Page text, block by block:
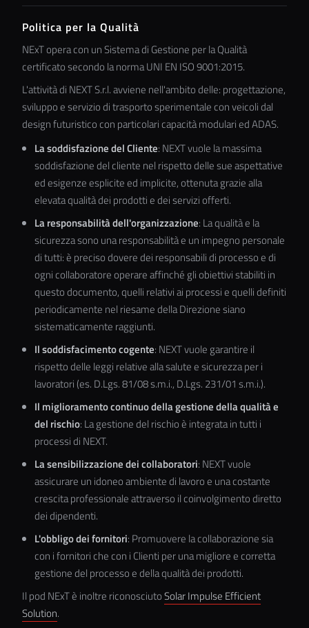
Politica per la Qualità
NExT opera con un Sistema di Gestione per la Qualità
certificato secondo la norma UNI EN ISO 9001:2015.
L'attività di NEXT S.r.l. avviene nell'ambito delle: progettazione,
sviluppo e servizio di trasporto sperimentale con veicoli dal
design futuristico con particolari capacità modulari ed ADAS.
La soddisfazione del Cliente: NEXT vuole la massima
soddisfazione del cliente nel rispetto delle sue aspettative
ed esigenze esplicite ed implicite, ottenuta grazie alla
elevata qualità dei prodotti e dei servizi offerti.
La responsabilità dell'organizzazione: La qualità e la
sicurezza sono una responsabilità e un impegno personale
di tutti: è preciso dovere dei responsabili di processo e di
ogni collaboratore operare affinché gli obiettivi stabiliti in
questo documento, quelli relativi ai processi e quelli definiti
periodicamente nel riesame della Direzione siano
sistematicamente raggiunti.
Il soddisfacimento cogente: NEXT vuole garantire il
rispetto delle leggi relative alla salute e sicurezza per i
lavoratori (es. D.Lgs. 81/08 s.m.i., D.Lgs. 231/01 s.m.i.).
Il miglioramento continuo della gestione della qualità e
del rischio: La gestione del rischio è integrata in tutti i
processi di NEXT.
La sensibilizzazione dei collaboratori: NEXT vuole
assicurare un idoneo ambiente di lavoro e una costante
crescita professionale attraverso il coinvolgimento diretto
dei dipendenti.
L'obbligo dei fornitori: Promuovere la collaborazione sia
con i fornitori che con i Clienti per una migliore e corretta
gestione del processo e della qualità dei prodotti.
Il pod NExT è inoltre riconosciutoSolar Impulse Efficient
Solution.